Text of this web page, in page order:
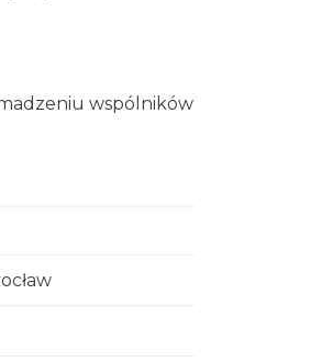
wspólników